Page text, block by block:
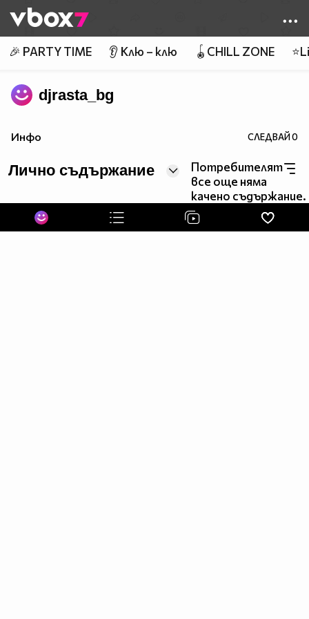
👾
🎉 PARTY TIME 👂 Клю – клю 🪀CHILL ZONE
djrasta_bg
Инфо СЛЕДВАЙ0
Лично съдържание
Потребителят
все още няма
качено съдържание.